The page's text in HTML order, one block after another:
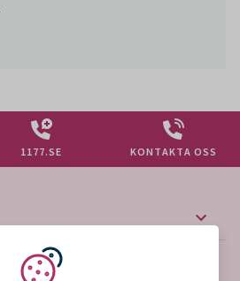
1177.SE KONTAKTA OSS